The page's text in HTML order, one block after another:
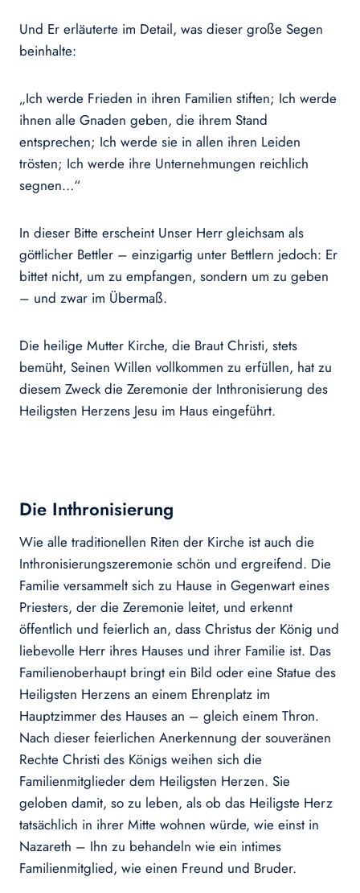
Und Er erläuterte im Detail, was dieser große Segen
beinhalte:
„Ich werde Frieden in ihren Familien stiften; Ich werde
ihnen alle Gnaden geben, die ihrem Stand
entsprechen; Ich werde sie in allen ihren Leiden
trösten; Ich werde ihre Unternehmungen reichlich
segnen…“
In dieser Bitte erscheint Unser Herr gleichsam als
göttlicher Bettler – einzigartig unter Bettlern jedoch: Er
bittet nicht, um zu empfangen, sondern um zu geben
– und zwar im Übermaß.
Die heilige Mutter Kirche, die Braut Christi, stets
bemüht, Seinen Willen vollkommen zu erfüllen, hat zu
diesem Zweck die Zeremonie der Inthronisierung des
Heiligsten Herzens Jesu im Haus eingeführt.
Die Inthronisierung
Wie alle traditionellen Riten der Kirche ist auch die
Inthronisierungszeremonie schön und ergreifend. Die
Familie versammelt sich zu Hause in Gegenwart eines
Priesters, der die Zeremonie leitet, und erkennt
öffentlich und feierlich an, dass Christus der König und
liebevolle Herr ihres Hauses und ihrer Familie ist. Das
Familienoberhaupt bringt ein Bild oder eine Statue des
Heiligsten Herzens an einem Ehrenplatz im
Hauptzimmer des Hauses an – gleich einem Thron.
Nach dieser feierlichen Anerkennung der souveränen
Rechte Christi des Königs weihen sich die
Familienmitglieder dem Heiligsten Herzen. Sie
geloben damit, so zu leben, als ob das Heiligste Herz
tatsächlich in ihrer Mitte wohnen würde, wie einst in
Nazareth – Ihn zu behandeln wie ein intimes
Familienmitglied, wie einen Freund und Bruder.